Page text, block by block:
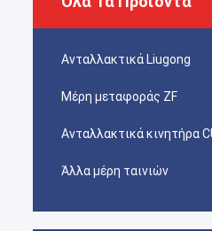
Ανταλλακτικά Liugong
Μέρη μεταφοράς ZF
Ανταλλακτικά κινητήρα
Άλλα μέρη ταινιών